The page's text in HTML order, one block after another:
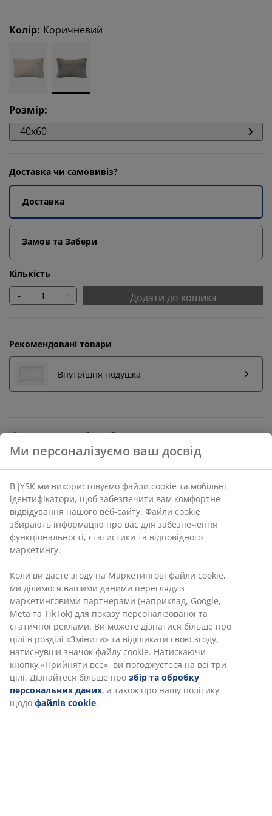
Колір: Коричневий
Розмір:
40x60
Доставка чи самовивіз?
Доставка
Замов та Забери
Кількість
- + Додати до кошика
Рекомендовані товари
Внутрішня подушка
Повернення без обмежень
Без часових обмежень - повертайте в будь-якому
магазині JYSK
Гарантія ціни
30 днів гарантії ціни на всі товари
Різні варіанти доставки
Швидка та зручна доставка на ваш вибір
Артикул: 6896626
Характеристики
Відгуки
(0)